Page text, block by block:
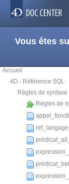
Vous êtes
Accueil
4D - Référence SQL
Règles de syntaxe
Règles de